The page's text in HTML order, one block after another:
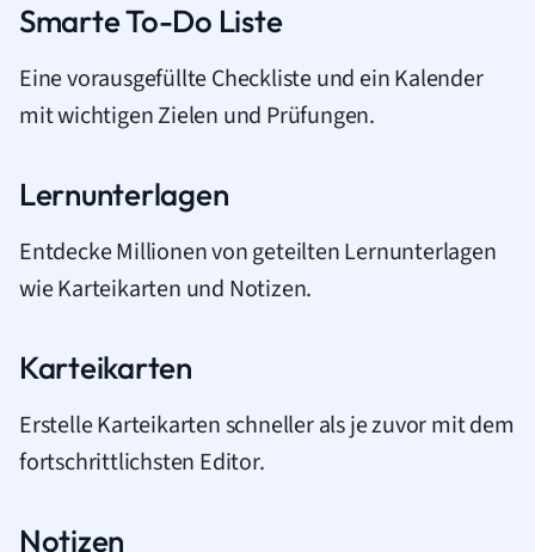
Smarte To-Do Liste
Eine vorausgefüllte Checkliste und ein Kalender
mit wichtigen Zielen und Prüfungen.
Lernunterlagen
Entdecke Millionen von geteilten Lernunterlagen
wie Karteikarten und Notizen.
Karteikarten
Erstelle Karteikarten schneller als je zuvor mit dem
fortschrittlichsten Editor.
Notizen